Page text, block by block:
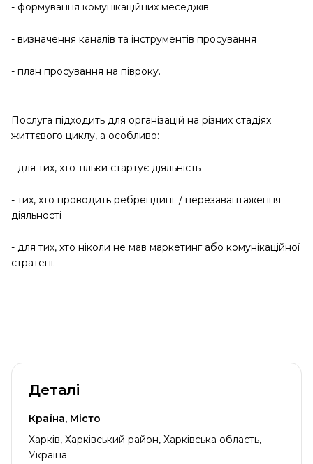
- формування комунікаційних меседжів
- визначення каналів та інструментів просування
- план просування на півроку.
Послуга підходить для організацій на різних стадіях
життєвого циклу, а особливо:
- для тих, хто тільки стартує діяльність
- тих, хто проводить ребрендинг / перезавантаження
діяльності
- для тих, хто ніколи не мав маркетинг або комунікаційної
стратегії.
Деталі
Країна, Місто
Харків, Харківський район, Харківська область,
Україна